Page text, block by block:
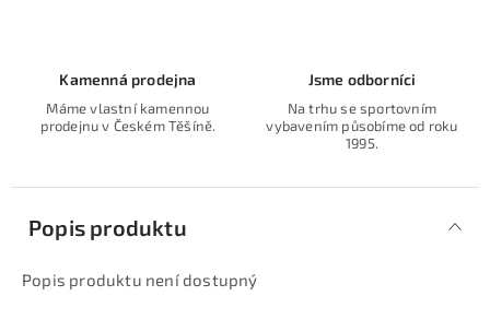
Kamenná prodejna
Máme vlastní kamennou
prodejnu v Českém Těšíně.
Jsme odborníci
Na trhu se sportovním
vybavením působíme od roku
1995.
Popis produktu
Popis produktu není dostupný